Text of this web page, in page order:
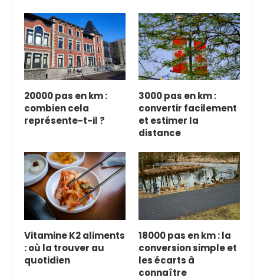
20000 pas en km :
combien cela
représente-t-il ?
3000 pas en km :
convertir facilement
et estimer la
distance
Vitamine K2 aliments
: où la trouver au
quotidien
18000 pas en km : la
conversion simple et
les écarts à
connaître